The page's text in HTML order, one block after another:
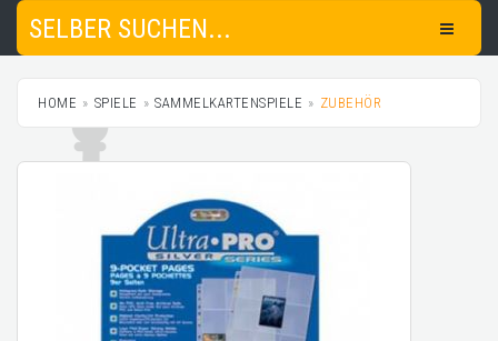
SELBER SUCHEN...
HOME SPIELE SAMMELKARTENSPIELE ZUBEHÖR